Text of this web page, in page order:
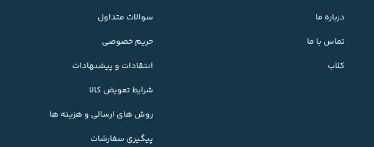
درباره ما
تماس با ما
کلاب
سوالات متداول
حریم خصوصی
انتقادات و پیشنهادات
شرایط تعویض کالا
روش های ارسالی و هزینه ها
پیگیری سفارشات